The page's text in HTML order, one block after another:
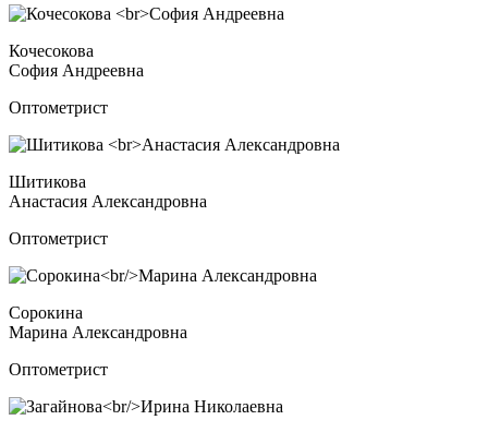
Кочесокова
София Андреевна
Оптометрист
Шитикова
Анастасия Александровна
Оптометрист
Сорокина
Марина Александровна
Оптометрист